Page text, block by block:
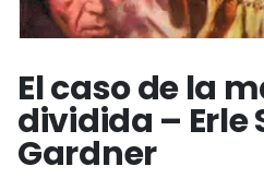
El caso de la
dividida – Erle
Gardner